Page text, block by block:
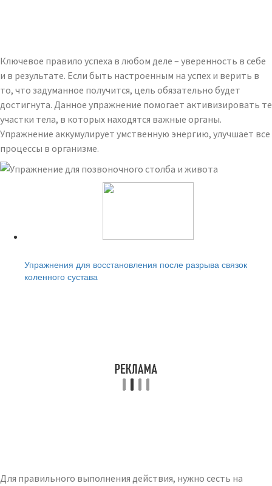
Ключевое правило успеха в любом деле – уверенность в себе
и в результате. Если быть настроенным на успех и верить в
то, что задуманное получится, цель обязательно будет
достигнута. Данное упражнение помогает активизировать те
участки тела, в которых находятся важные органы.
Упражнение аккумулирует умственную энергию, улучшает все
процессы в организме.
Упражнения для восстановления после разрыва связок
коленного сустава
Для правильного выполнения действия, нужно сесть на